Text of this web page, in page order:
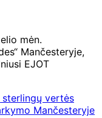
mėn.
Mančesteryje,
EJOT